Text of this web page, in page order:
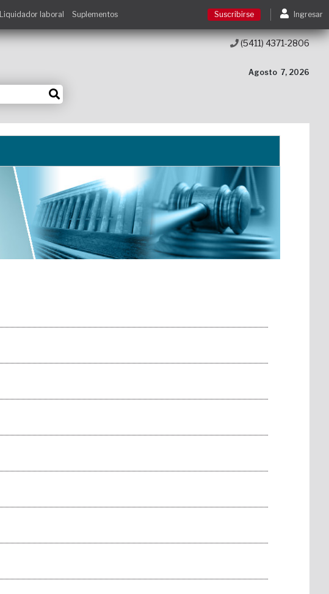
Suscribirse
Contacto
Liquidador laboral Suplementos Suscribirse Ingresar
Agosto 7, 2026
(5411) 4371-2806